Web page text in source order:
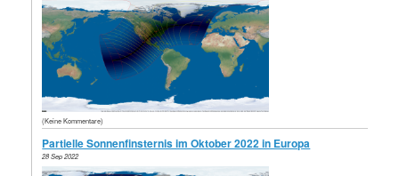
(Keine Kommentare)
Partielle Sonnenfinsternis im Oktober 2022 in Europa
28 Sep 2022